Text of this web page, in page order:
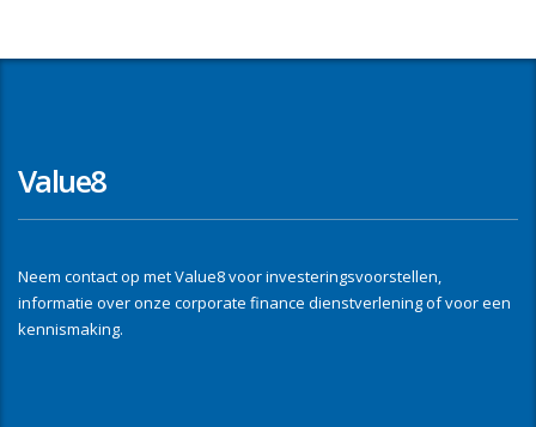
Value8
Neem contact op met Value8 voor investeringsvoorstellen,
informatie over onze corporate finance dienstverlening of voor een
kennismaking.